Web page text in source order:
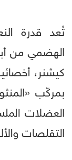
تُعد قدرة
الهضمي من
كيشنر،
بمركّب
العضلات
التقلصات